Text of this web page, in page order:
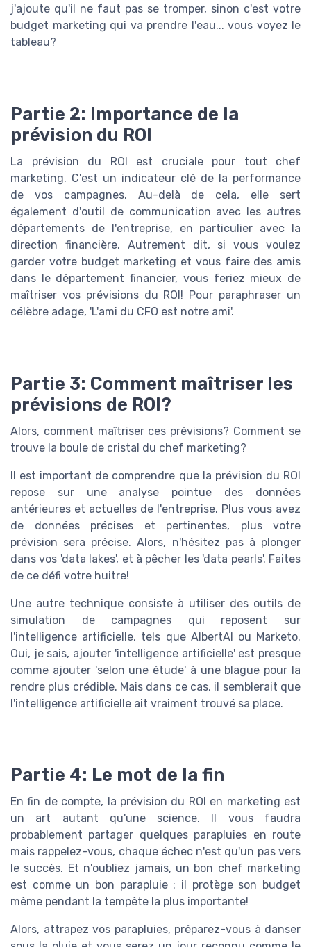
j'ajoute qu'il ne faut pas se tromper, sinon c'est votre
budget marketing qui va prendre l'eau... vous voyez le
tableau?
Partie 2: Importance de la
prévision du ROI
La prévision du ROI est cruciale pour tout chef
marketing. C'est un indicateur clé de la performance
de vos campagnes. Au-delà de cela, elle sert
également d'outil de communication avec les autres
départements de l'entreprise, en particulier avec la
direction financière. Autrement dit, si vous voulez
garder votre budget marketing et vous faire des amis
dans le département financier, vous feriez mieux de
maîtriser vos prévisions du ROI! Pour paraphraser un
célèbre adage, 'L'ami du CFO est notre ami'.
Partie 3: Comment maîtriser les
prévisions de ROI?
Alors, comment maîtriser ces prévisions? Comment se
trouve la boule de cristal du chef marketing?
Il est important de comprendre que la prévision du ROI
repose sur une analyse pointue des données
antérieures et actuelles de l'entreprise. Plus vous avez
de données précises et pertinentes, plus votre
prévision sera précise. Alors, n'hésitez pas à plonger
dans vos 'data lakes', et à pêcher les 'data pearls'. Faites
de ce défi votre huitre!
Une autre technique consiste à utiliser des outils de
simulation de campagnes qui reposent sur
l'intelligence artificielle, tels que AlbertAI ou Marketo.
Oui, je sais, ajouter 'intelligence artificielle' est presque
comme ajouter 'selon une étude' à une blague pour la
rendre plus crédible. Mais dans ce cas, il semblerait que
l'intelligence artificielle ait vraiment trouvé sa place.
Partie 4: Le mot de la fin
En fin de compte, la prévision du ROI en marketing est
un art autant qu'une science. Il vous faudra
probablement partager quelques parapluies en route
mais rappelez-vous, chaque échec n'est qu'un pas vers
le succès. Et n'oubliez jamais, un bon chef marketing
est comme un bon parapluie : il protège son budget
même pendant la tempête la plus importante!
Alors, attrapez vos parapluies, préparez-vous à danser